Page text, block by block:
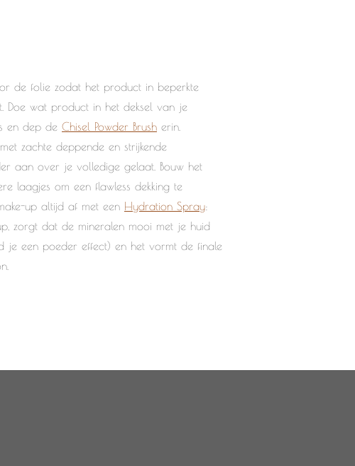
de folie zodat het product in beperkte
Doe wat product in het deksel van je
en dep de Chisel Powder Brush erin.
zachte deppende en strijkende
aan over je volledige gelaat. Bouw het
laagjes om een flawless dekking te
up altijd af met een Hydration Spray:
zorgt dat de mineralen mooi met je huid
je een poeder effect) en het vormt de finale